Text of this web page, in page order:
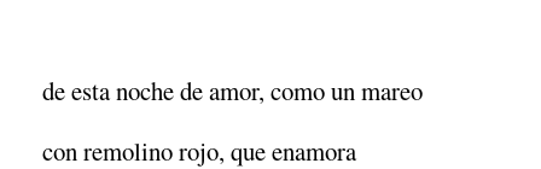
de esta noche de amor, como un mareo
con remolino rojo, que enamora